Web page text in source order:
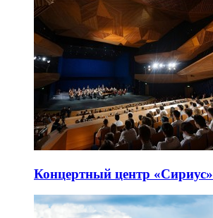
Концертный центр «Сириус»